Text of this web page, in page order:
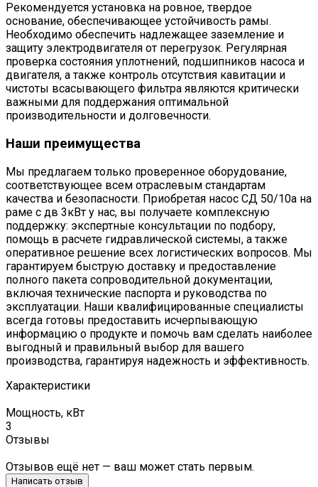
Рекомендуется установка на ровное, твердое
основание, обеспечивающее устойчивость рамы.
Необходимо обеспечить надлежащее заземление и
защиту электродвигателя от перегрузок. Регулярная
проверка состояния уплотнений, подшипников насоса и
двигателя, а также контроль отсутствия кавитации и
чистоты всасывающего фильтра являются критически
важными для поддержания оптимальной
производительности и долговечности.
Наши преимущества
Мы предлагаем только проверенное оборудование,
соответствующее всем отраслевым стандартам
качества и безопасности. Приобретая насос СД 50/10а на
раме с дв 3кВт у нас, вы получаете комплексную
поддержку: экспертные консультации по подбору,
помощь в расчете гидравлической системы, а также
оперативное решение всех логистических вопросов. Мы
гарантируем быструю доставку и предоставление
полного пакета сопроводительной документации,
включая технические паспорта и руководства по
эксплуатации. Наши квалифицированные специалисты
всегда готовы предоставить исчерпывающую
информацию о продукте и помочь вам сделать наиболее
выгодный и правильный выбор для вашего
производства, гарантируя надежность и эффективность.
Характеристики
Мощность, кВт
3
Отзывы
Отзывов ещё нет — ваш может стать первым.
Написать отзыв